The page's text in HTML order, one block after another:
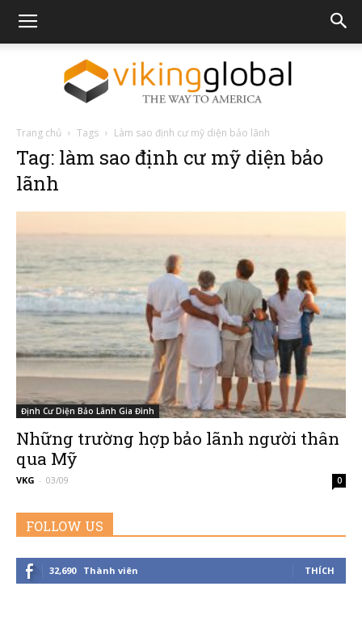
The
Way
To
America
–
Trang chủ Tags Làm sao định cư mỹ diện bảo lãnh
Tag: làm sao định cư mỹ diện bảo
lãnh
Định Cư Diện Bảo Lãnh Gia Đình
Những trường hợp bảo lãnh người thân
qua Mỹ
VKG - 03/09 0
FOLLOW US
32,690 Thành viên THÍCH